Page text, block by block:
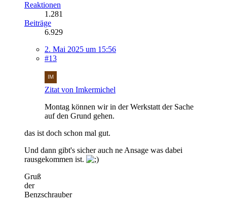
Reaktionen
1.281
Beiträge
6.929
2. Mai 2025 um 15:56
#13
Zitat von Imkermichel
Montag können wir in der Werkstatt der Sache
auf den Grund gehen.
das ist doch schon mal gut.
Und dann gibt's sicher auch ne Ansage was dabei
rausgekommen ist.
Gruß
der
Benzschrauber